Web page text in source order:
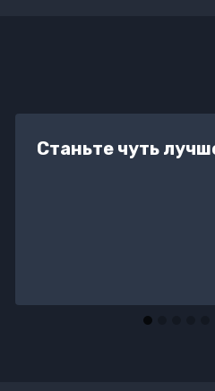
Станьте чуть